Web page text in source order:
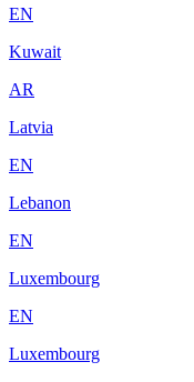
EN
Kuwait
AR
Latvia
EN
Lebanon
EN
Luxembourg
EN
Luxembourg